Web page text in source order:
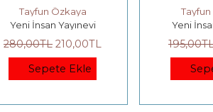
Tayfun Özkaya
Yeni İnsan Yayınevi
280,00TL 210,00TL
Sepete Ekle
Yeni
195,00